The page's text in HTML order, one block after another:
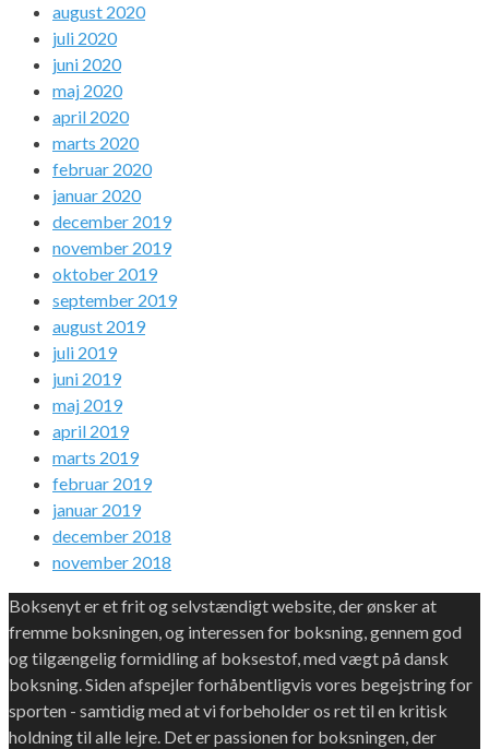
august 2020
juli 2020
juni 2020
maj 2020
april 2020
marts 2020
februar 2020
januar 2020
december 2019
november 2019
oktober 2019
september 2019
august 2019
juli 2019
juni 2019
maj 2019
april 2019
marts 2019
februar 2019
januar 2019
december 2018
november 2018
Boksenyt er et frit og selvstændigt website, der ønsker at
fremme boksningen, og interessen for boksning, gennem god
og tilgængelig formidling af boksestof, med vægt på dansk
boksning. Siden afspejler forhåbentligvis vores begejstring for
sporten - samtidig med at vi forbeholder os ret til en kritisk
holdning til alle lejre. Det er passionen for boksningen, der